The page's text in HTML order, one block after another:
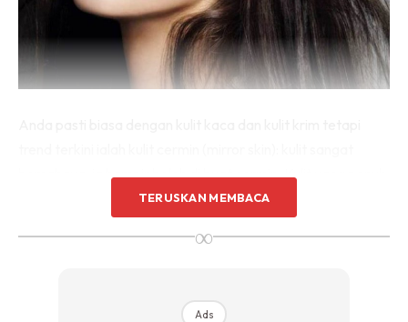
bercahaya, ia hampir boleh di buat cermin. Kulit yang penuh
cahaya yang berembun, reflektif pada setiap masa dan
anda pasti terobsesi dengan idea untuk membangunkan
produk yang memberikan anda kilauan tinggi, cahaya dari
TERUSKAN MEMBACA
∞
Ads